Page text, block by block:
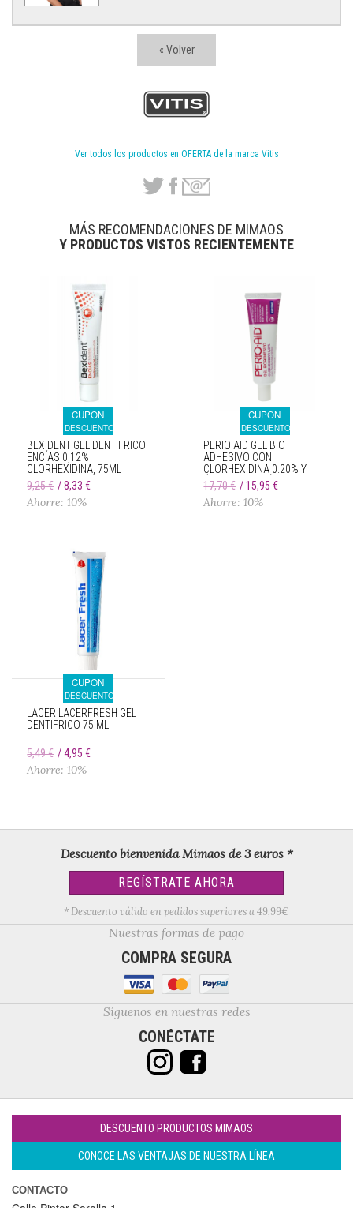
« Volver
Ver todos los productos en OFERTA de la marca Vitis
MÁS RECOMENDACIONES DE MIMAOS
Y PRODUCTOS VISTOS RECIENTEMENTE
CUPON
DESCUENTO
BEXIDENT GEL DENTÍFRICO
ENCÍAS 0,12%
CLORHEXIDINA, 75ML
9,25 €
8,33 €
Ahorre: 10%
CUPON
DESCUENTO
PERIO AID GEL BIO
ADHESIVO CON
CLORHEXIDINA 0.20% Y
ÁCIDO HIALURÓNICO 30 ML
17,70 € 15,95 €
Ahorre: 10%
CUPON
DESCUENTO
LACER LACERFRESH GEL
DENTIFRICO 75 ML
5,49 € 4,95 €
Ahorre: 10%
Descuento bienvenida Mimaos de 3 euros *
REGÍSTRATE AHORA
* Descuento válido en pedidos superiores a 49,99€
Nuestras formas de pago
COMPRA SEGURA
Síguenos en nuestras redes
CONÉCTATE
DESCUENTO PRODUCTOS MIMAOS
CONOCE LAS VENTAJAS DE NUESTRA LÍNEA
CONTACTO